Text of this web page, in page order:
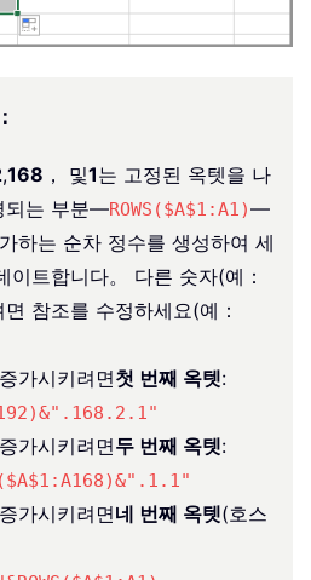
,168 ， 및1는 고정된 옥텟을 나
되는 부분—ROWS($A$1:A1)—
하는 순차 정수를 생성하여 세
이트합니다。 다른 숫자(예：
참조를 수정하세요(예：
가시키려면첫 번째 옥텟:
가시키려면두 번째 옥텟:
가시키려면네 번째 옥텟(호스